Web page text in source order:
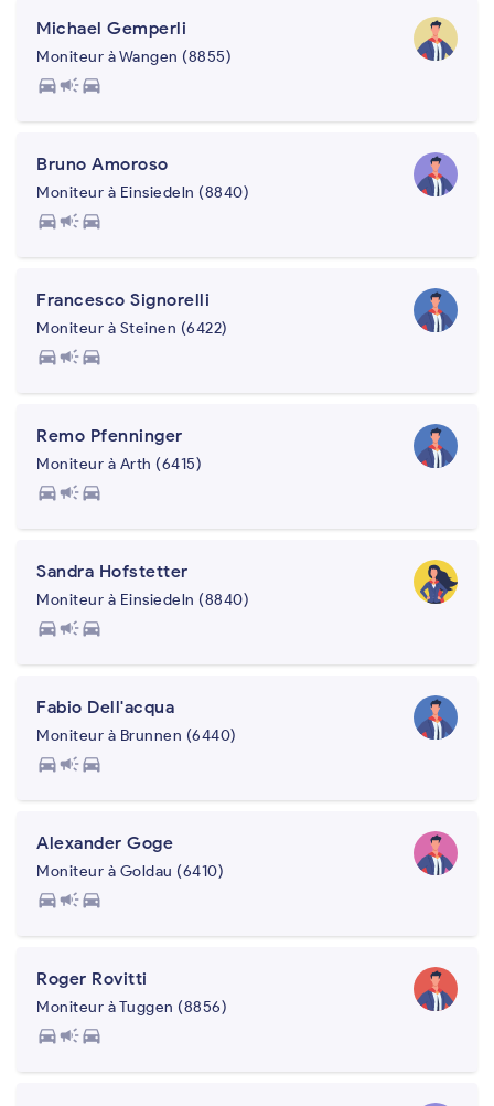
Michael Gemperli
Moniteur à Wangen (8855)
directions_carcampaigndirections_car
Bruno Amoroso
Moniteur à Einsiedeln (8840)
directions_carcampaigndirections_car
Francesco Signorelli
Moniteur à Steinen (6422)
directions_carcampaigndirections_car
Remo Pfenninger
Moniteur à Arth (6415)
directions_carcampaigndirections_car
Sandra Hofstetter
Moniteur à Einsiedeln (8840)
directions_carcampaigndirections_car
Fabio Dell'acqua
Moniteur à Brunnen (6440)
directions_carcampaigndirections_car
Alexander Goge
Moniteur à Goldau (6410)
directions_carcampaigndirections_car
Roger Rovitti
Moniteur à Tuggen (8856)
directions_carcampaigndirections_car